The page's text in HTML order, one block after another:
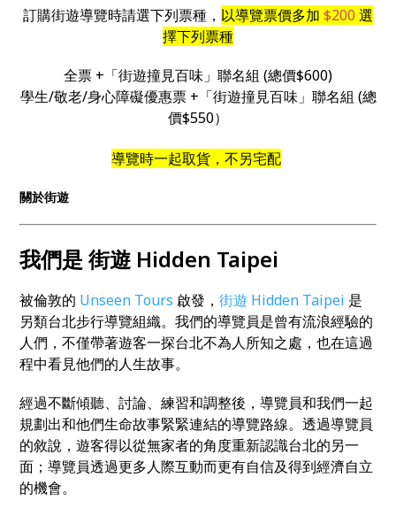
訂購街遊導覽時請選下列票種， 以導覽票價多加 $200 選
擇下列票種
全票 +「街遊撞見百味」聯名組 (總價$600)
學生/敬老/身心障礙優惠票 +「街遊撞見百味」聯名組 (總
價$550）
導覽時一起取貨，不另宅配
關於街遊
我們是 街遊 Hidden Taipei
被倫敦的 Unseen Tours 啟發，街遊 Hidden Taipei 是
另類台北步行導覽組織。我們的導覽員是曾有流浪經驗的
人們，不僅帶著遊客一探台北不為人所知之處，也在這過
程中看見他們的人生故事。
經過不斷傾聽、討論、練習和調整後，導覽員和我們一起
規劃出和他們生命故事緊緊連結的導覽路線。透過導覽員
的敘說，遊客得以從無家者的角度重新認識台北的另一
面；導覽員透過更多人際互動而更有自信及得到經濟自立
的機會。